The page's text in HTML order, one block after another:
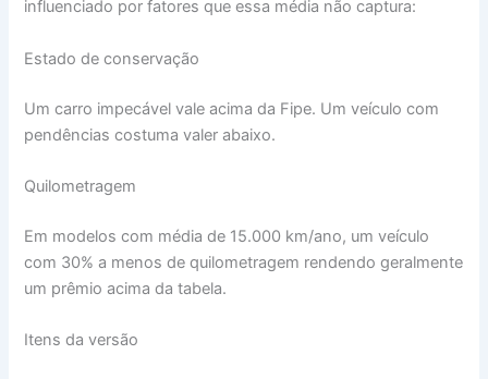
influenciado por fatores que essa média não captura:
Estado de conservação
Um carro impecável vale acima da Fipe. Um veículo com
pendências costuma valer abaixo.
Quilometragem
Em modelos com média de 15.000 km/ano, um veículo
com 30% a menos de quilometragem rendendo geralmente
um prêmio acima da tabela.
Itens da versão